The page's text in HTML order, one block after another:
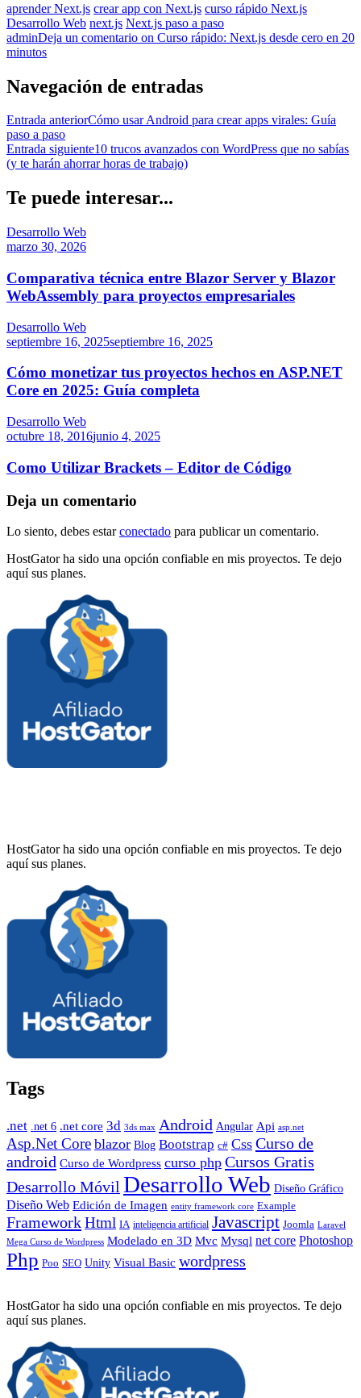
aprender Next.js crear app con Next.js curso rápido Next.js
Desarrollo Web next.js Next.js paso a paso
adminDeja un comentario on Curso rápido: Next.js desde cero en 20
minutos
Navegación de entradas
Entrada anteriorCómo usar Android para crear apps virales: Guía
paso a paso
Entrada siguiente10 trucos avanzados con WordPress que no sabías
(y te harán ahorrar horas de trabajo)
Te puede interesar...
Desarrollo Web
marzo 30, 2026
Comparativa técnica entre Blazor Server y Blazor
WebAssembly para proyectos empresariales
Desarrollo Web
septiembre 16, 2025septiembre 16, 2025
Cómo monetizar tus proyectos hechos en ASP.NET
Core en 2025: Guía completa
Desarrollo Web
octubre 18, 2016junio 4, 2025
Como Utilizar Brackets – Editor de Código
Deja un comentario
Lo siento, debes estarconectado para publicar un comentario.
HostGator ha sido una opción confiable en mis proyectos. Te dejo
aquí sus planes.
HostGator ha sido una opción confiable en mis proyectos. Te dejo
aquí sus planes.
Tags
.net .net 6 .net core 3d 3ds max Android Angular Api asp.net
Asp.Net Core blazor Blog Bootstrap c# Css Curso de
android Curso de Wordpress curso php Cursos Gratis
Desarrollo Móvil Desarrollo Web Diseño Gráfico
Diseño Web Edición de Imagen entity framework core Example
FrameworkHtml IA inteligencia artificial Javascript Joomla Laravel
Mega Curso de Wordpress Modelado en 3D Mvc Mysql net core Photoshop
Php Poo SEO Unity Visual Basic wordpress
HostGator ha sido una opción confiable en mis proyectos. Te dejo
aquí sus planes.